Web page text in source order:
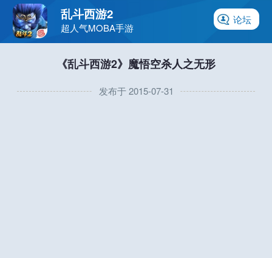
论坛
乱斗西游2
超人气MOBA手游
《乱斗西游2》魔悟空杀人之无形
发布于 2015-07-31